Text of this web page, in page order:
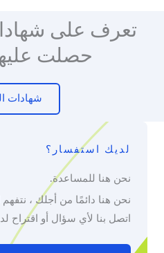
تعرف على
حصلت
شهادات
لديك استفسار؟
نحن هنا للمساعدة.
نحن هنا دائمًا من أجلك ،
اتصل بنا لأي سؤال أو اقتراح